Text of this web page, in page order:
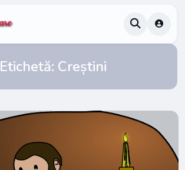
Etichetă: Creștini